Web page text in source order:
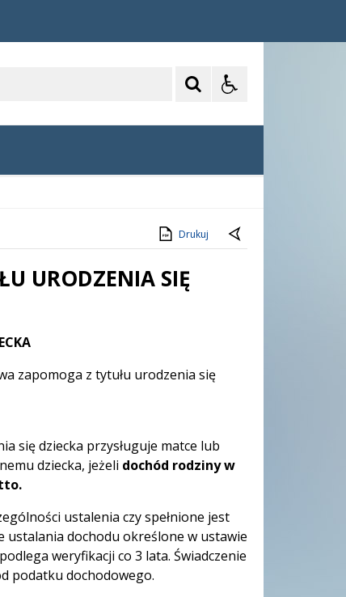
Drukuj
URODZENIA SIĘ
zapomoga z tytułu urodzenia się
się dziecka przysługuje matce lub
dziecka, jeżeli dochód rodziny w
ustalenia czy spełnione jest
dochodu określone w ustawie
weryfikacji co 3 lata. Świadczenie
podatku dochodowego.